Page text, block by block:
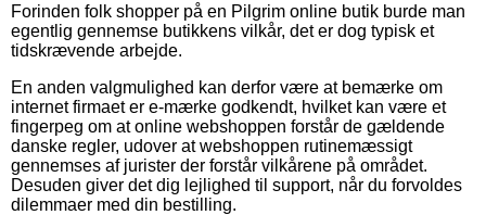
Forinden folk shopper på en Pilgrim online butik burde man
egentlig gennemse butikkens vilkår, det er dog typisk et
tidskrævende arbejde.
En anden valgmulighed kan derfor være at bemærke om
internet firmaet er e-mærke godkendt, hvilket kan være et
fingerpeg om at online webshoppen forstår de gældende
danske regler, udover at webshoppen rutinemæssigt
gennemses af jurister der forstår vilkårene på området.
Desuden giver det dig lejlighed til support, når du forvoldes
dilemmaer med din bestilling.